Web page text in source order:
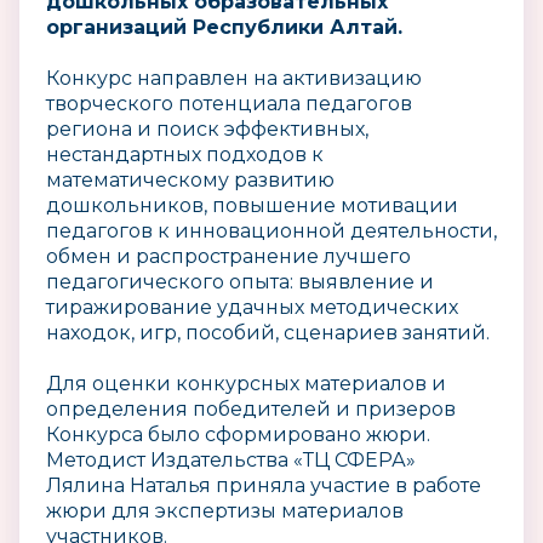
организаций Республики Алтай.
Конкурс направлен на активизацию
творческого потенциала педагогов
региона и поиск эффективных,
нестандартных подходов к
математическому развитию
дошкольников, повышение мотивации
педагогов к инновационной деятельности,
обмен и распространение лучшего
педагогического опыта: выявление и
тиражирование удачных методических
находок, игр, пособий, сценариев занятий.
Для оценки конкурсных материалов и
определения победителей и призеров
Конкурса было сформировано жюри.
Методист Издательства «ТЦ СФЕРА»
Лялина Наталья приняла участие в работе
жюри для экспертизы материалов
участников.